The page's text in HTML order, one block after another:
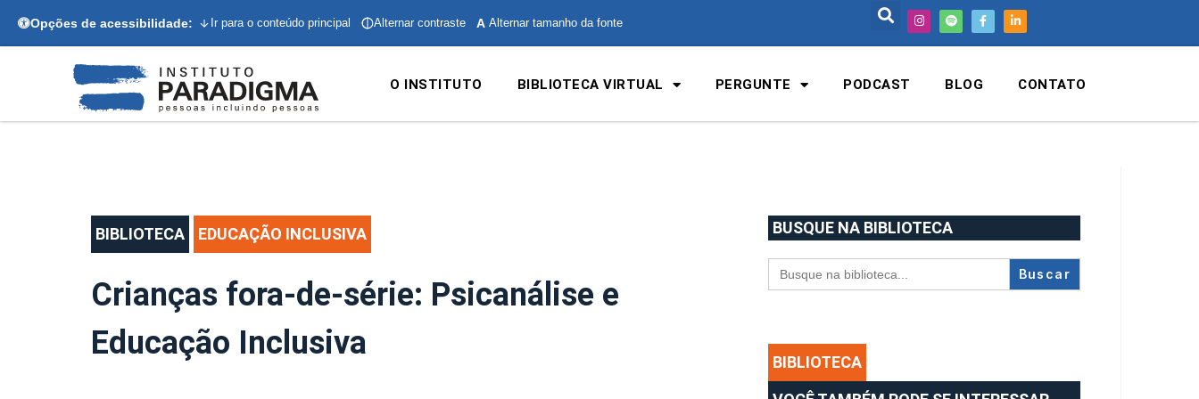
Opções de acessibilidade: Ir para o conteúdo principal Alternar contraste A Alternar tamanho da fonte
O INSTITUTO BIBLIOTECA VIRTUAL PERGUNTE PODCAST BLOG CONTATO
BIBLIOTECA EDUCAÇÃO INCLUSIVA
Crianças fora-de-série: Psicanálise e
Educação Inclusiva
BUSQUE NA BIBLIOTECA
Search
for:
BIBLIOTECA